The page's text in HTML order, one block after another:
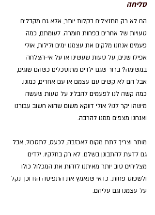
סליחה
הם לא רק מתנצלים בקלות יותר, אלא גם מקבלים
טעויות של אחרים בפחות חומרה. לעומתם, כמה
פעמים אנחנו מלקים את עצמנו ימים ולילות, אולי
אפילו שנים, על טעות שעשינו או על אי-הצלחה
במשימה? ברור שגם ילדים מתוסכלים כשהם שוגים,
אבל הם לא קשים עם עצמם או עם אחרים, כמונו.
כמה קשה לנו לפעמים להבליג על טעות שעשה
מישהו יקר לנו? אולי דווקא משום שהוא חשוב עבורנו
ואנחנו מצפים ממנו להרבה.
מותר וצריך לתת מקום לאכזבה, לכעס, לתסכול, אבל
גם לדעת להתבונן בשלם. לא רק בחלקיו. ילדים
מצליחים טוב יותר מאיתנו לזהות את המכלול כולו
ולשפוט פחות. כדאי שנאמץ את התפיסה הזו וכך נקל
על עצמנו וגם עליהם.